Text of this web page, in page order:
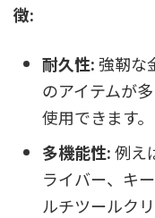
徴:
耐久性: 強靭な
のアイテムが
使用できます。
多機能性:例え
ライバー、キ
ルチツールク